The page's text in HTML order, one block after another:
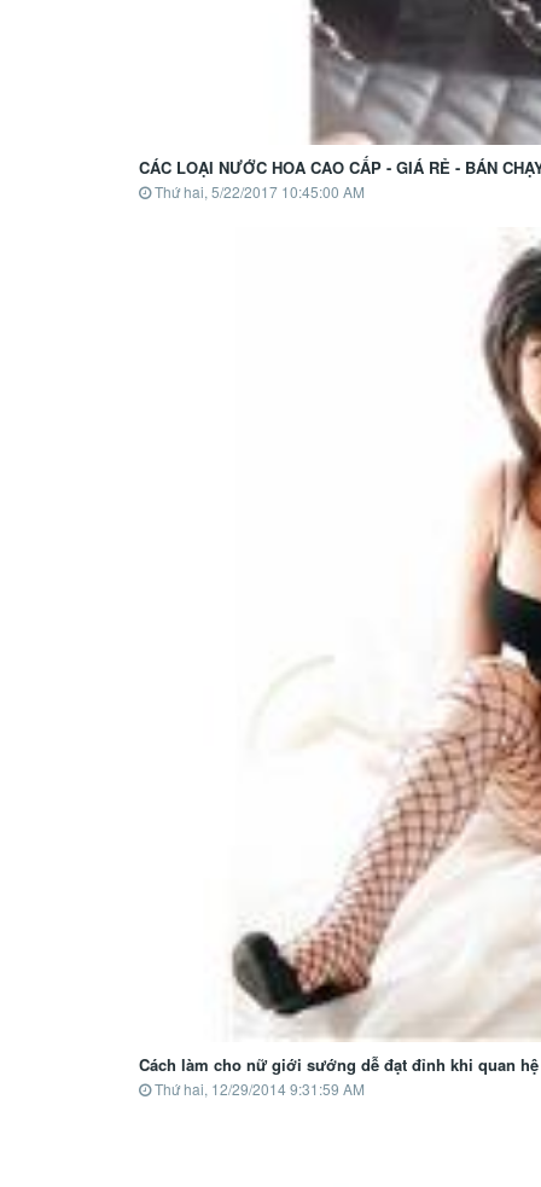
CÁC LOẠI NƯỚC HOA CAO CẤP - GIÁ RẺ - BÁN
Thứ hai, 5/22/2017 10:45:00 AM
Cách làm cho nữ giới sướng dễ đạt đỉnh khi quan hệ
Thứ hai, 12/29/2014 9:31:59 AM